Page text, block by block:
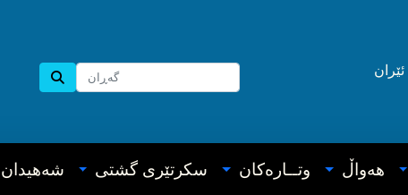
ئێران
هه‌واڵ وتــاره‌کان سکرتێری گشتی شه‌هیدان